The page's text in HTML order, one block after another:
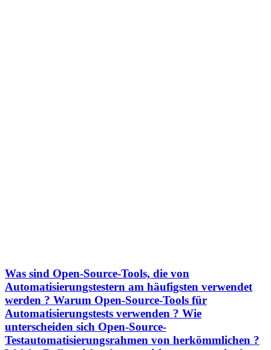
Was sind Open-Source-Tools, die von
Automatisierungstestern am häufigsten verwendet
werden ? Warum Open-Source-Tools für
Automatisierungstests verwenden ? Wie
unterscheiden sich Open-Source-
Testautomatisierungsrahmen von herkömmlichen ?